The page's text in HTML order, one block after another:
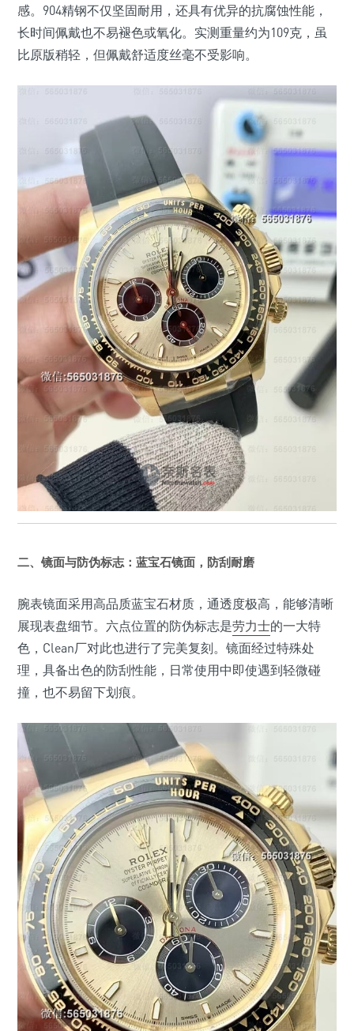
感。904精钢不仅坚固耐用，还具有优异的抗腐蚀性能，
长时间佩戴也不易褪色或氧化。实测重量约为109克，虽
比原版稍轻，但佩戴舒适度丝毫不受影响。
二、镜面与防伪标志：蓝宝石镜面，防刮耐磨
腕表镜面采用高品质蓝宝石材质，通透度极高，能够清晰
展现表盘细节。六点位置的防伪标志是劳力士的一大特
色，Clean厂对此也进行了完美复刻。镜面经过特殊处
理，具备出色的防刮性能，日常使用中即使遇到轻微碰
撞，也不易留下划痕。